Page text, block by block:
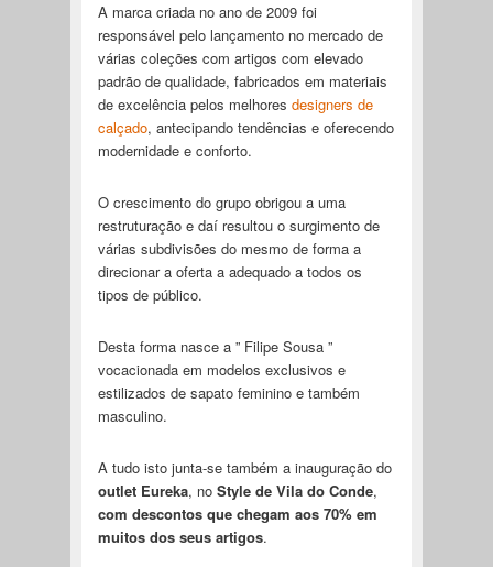
A marca criada no ano de 2009 foi
responsável pelo lançamento no mercado de
várias coleções com artigos com elevado
padrão de qualidade, fabricados em materiais
de excelência pelos melhores designers de
calçado, antecipando tendências e oferecendo
modernidade e conforto.
O crescimento do grupo obrigou a uma
restruturação e daí resultou o surgimento de
várias subdivisões do mesmo de forma a
direcionar a oferta a adequado a todos os
tipos de público.
Desta forma nasce a ” Filipe Sousa ”
vocacionada em modelos exclusivos e
estilizados de sapato feminino e também
masculino.
A tudo isto junta-se também a inauguração do
outlet Eureka, no Style de Vila do Conde,
com descontos que chegam aos 70% em
muitos dos seus artigos.